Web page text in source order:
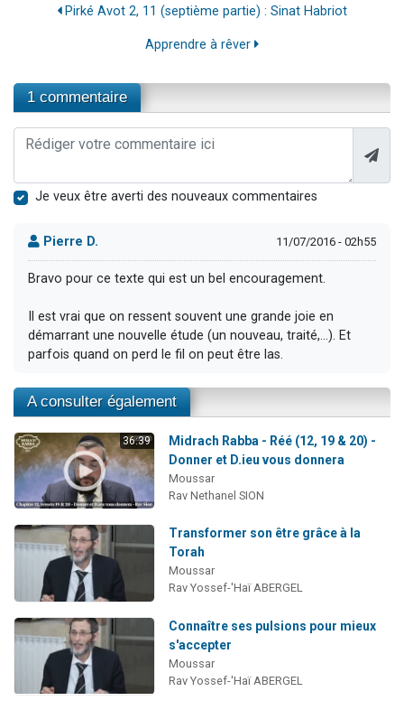
Pirké Avot 2, 11 (septième partie) : Sinat Habriot
Apprendre à rêver
1 commentaire
Je veux être averti des nouveaux commentaires
Pierre D. 11/07/2016 - 02h55
Bravo pour ce texte qui est un bel encouragement.
Il est vrai que on ressent souvent une grande joie en
démarrant une nouvelle étude (un nouveau, traité,...). Et
parfois quand on perd le fil on peut être las.
A consulter également
36:39
Midrach Rabba - Réé (12, 19 & 20) -
Donner et D.ieu vous donnera
Moussar
Rav Nethanel SION
Transformer son être grâce à la
Torah
Moussar
Rav Yossef-'Haï ABERGEL
Connaître ses pulsions pour mieux
s'accepter
Moussar
Rav Yossef-'Haï ABERGEL